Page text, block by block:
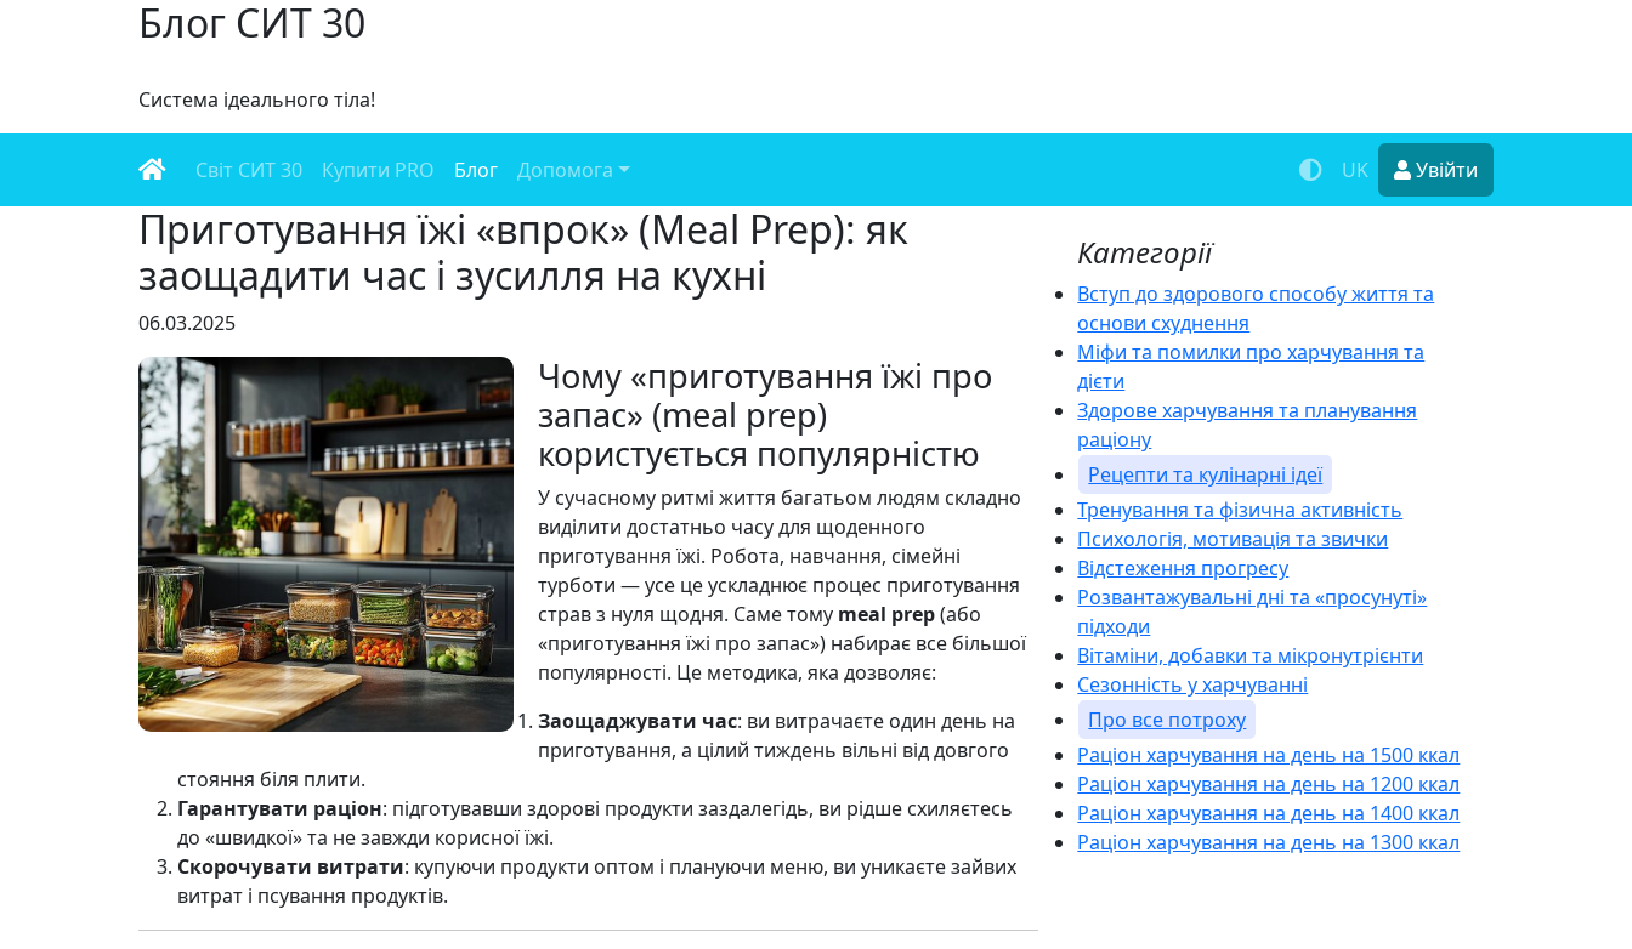
Блог СИТ 30
Система ідеального тіла!
Світ СИТ 30 Купити PRO Блог Допомога UK Увійти
Приготування їжі «впрок» (Meal Prep): як
заощадити час і зусилля на кухні
06.03.2025
Чому «приготування їжі про
запас» (meal prep)
користується популярністю
У сучасному ритмі життя багатьом людям складно
виділити достатньо часу для щоденного
приготування їжі. Робота, навчання, сімейні
турботи — усе це ускладнює процес приготування
страв з нуля щодня. Саме тому meal prep(або
«приготування їжі про запас») набирає все більшої
популярності. Це методика, яка дозволяє:
Заощаджувати час: ви витрачаєте один день на
приготування, а цілий тиждень вільні від довгого
стояння біля плити.
Гарантувати раціон: підготувавши здорові продукти заздалегідь, ви рідше схиляєтесь
до «швидкої» та не завжди корисної їжі.
Скорочувати витрати: купуючи продукти оптом і плануючи меню, ви уникаєте зайвих
витрат і псування продуктів.
Категорії
Вступ до здорового способу життя та
основи схуднення
Міфи та помилки про харчування та
дієти
Здорове харчування та планування
раціону
Рецепти та кулінарні ідеї
Тренування та фізична активність
Психологія, мотивація та звички
Відстеження прогресу
Розвантажувальні дні та «просунуті»
підходи
Вітаміни, добавки та мікронутрієнти
Сезонність у харчуванні
Про все потроху
Раціон харчування на день на 1500 ккал
Раціон харчування на день на 1200 ккал
Раціон харчування на день на 1400 ккал
Раціон харчування на день на 1300 ккал